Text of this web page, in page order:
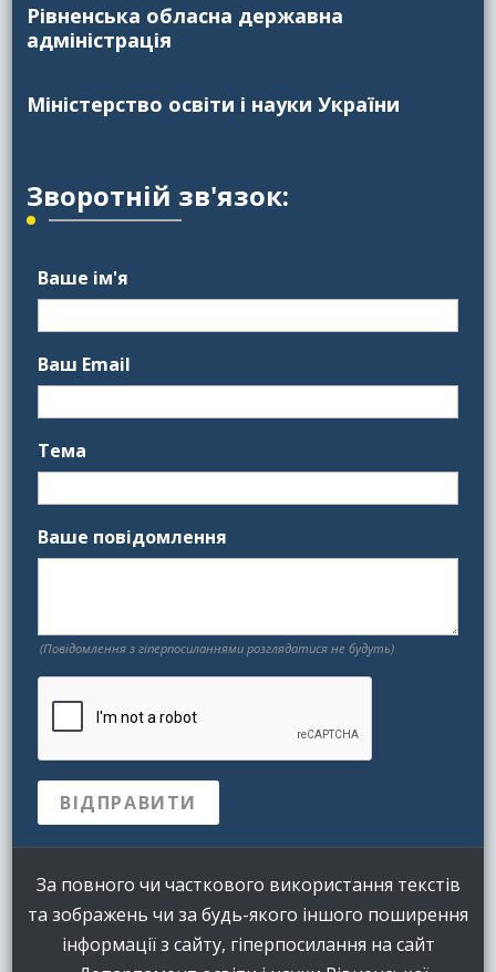
Рівненська обласна державна
адміністрація
Міністерство освіти і науки України
Зворотній зв'язок:
Ваше ім'я
Ваш Email
Тема
Ваше повідомлення
(Повідомлення з гіперпосиланнями розглядатися не будуть)
За повного чи часткового використання текстів
та зображень чи за будь-якого іншого поширення
інформації з сайту, гіперпосилання на сайт